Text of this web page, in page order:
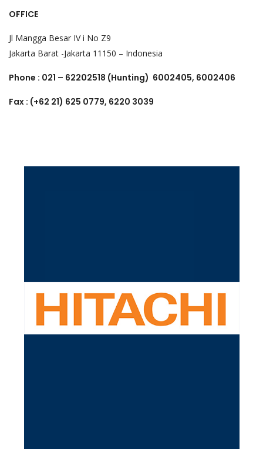
OFFICE
Jl Mangga Besar IV i No Z9
Jakarta Barat -Jakarta 11150 – Indonesia
Phone : 021 – 62202518 (Hunting) 6002405, 6002406
Fax : (+62 21) 625 0779, 6220 3039